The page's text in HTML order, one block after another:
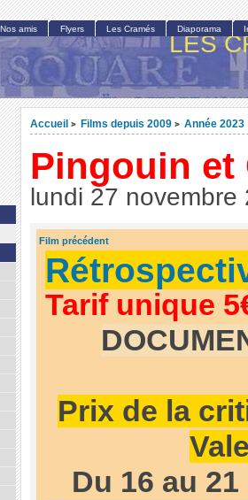
LES
Accueil > Films depuis 2009 > Année 2023
Pingouin et
lundi 27 novembre
Film précédent
Tarif unique
Prix de la
Du 16 au
Nos amis Flyers Les Cramés Diaporama